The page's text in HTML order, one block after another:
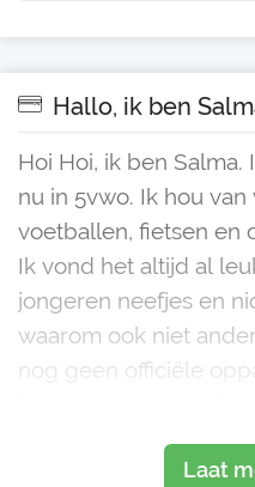
Hallo, ik ben
Hoi Hoi, ik ben Salma.
nu in 5vwo. Ik hou
voetballen, fietsen en
Ik vond het altijd al
jongeren neefjes en
waarom ook niet
nog geen officiële
kinderen en
Laat